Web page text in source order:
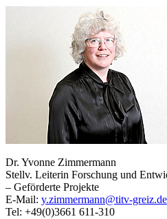
Dr. Yvonne Zimmermann
Stellv. Leiterin Forschung und
– Geförderte Projekte
E-Mail: y.zimmermann@titv-greiz.de
Tel: +49(0)3661 611-310